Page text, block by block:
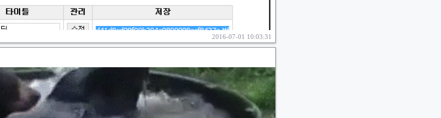
2016-07-01 10:03:31